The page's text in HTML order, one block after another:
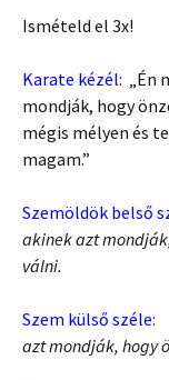
Ismételd el 3x!
Karate kézél: „Én
mondják, hogy
mégis mélyen és
magam.”
Szemöldök belső
akinek azt
válni.
Szem külső széle:
azt mondják, hogy